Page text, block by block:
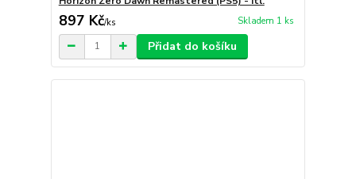
897 Kč/ks Skladem 1 ks
Přidat do košíku